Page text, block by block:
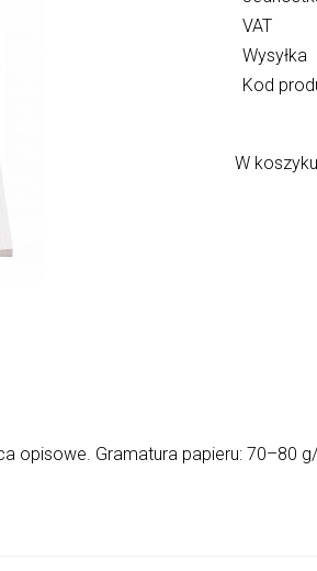
VAT
Wysyłka
Kod
W
opisowe. Gramatura papieru: 70–80